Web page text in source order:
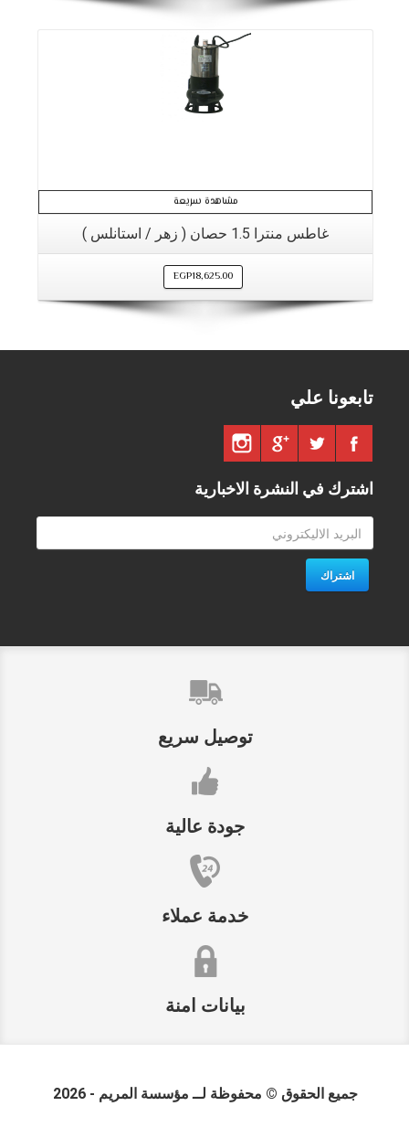
مشاهدة سريعة
غاطس منترا 1.5 حصان ( زهر / استانلس )
EGP18,625.00
تابعونا علي
اشترك في النشرة الاخبارية
اشتراك
توصيل سريع
جودة عالية
خدمة عملاء
بيانات امنة
جميع الحقوق © محفوظة لــ مؤسسة المريم - 2026